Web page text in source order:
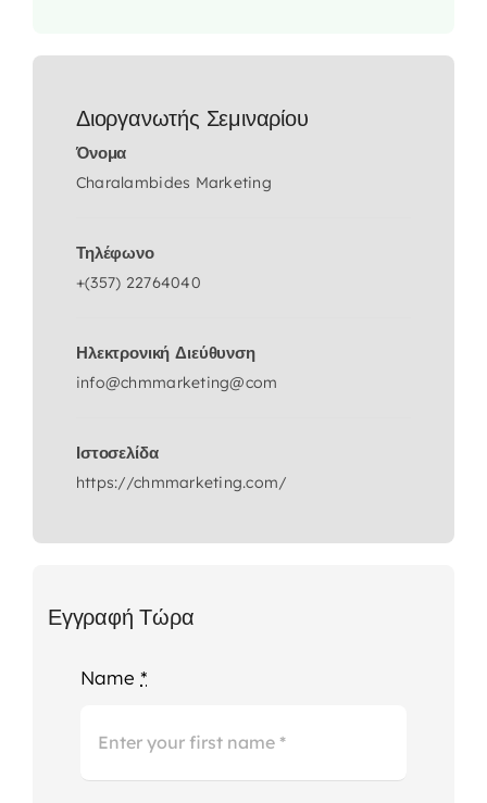
Διοργανωτής Σεμιναρίου
Όνομα
Charalambides Marketing
Τηλέφωνο
+(357) 22764040
Ηλεκτρονική Διεύθυνση
info@chmmarketing@com
Ιστοσελίδα
https://chmmarketing.com/
Εγγραφή Τώρα
Name*